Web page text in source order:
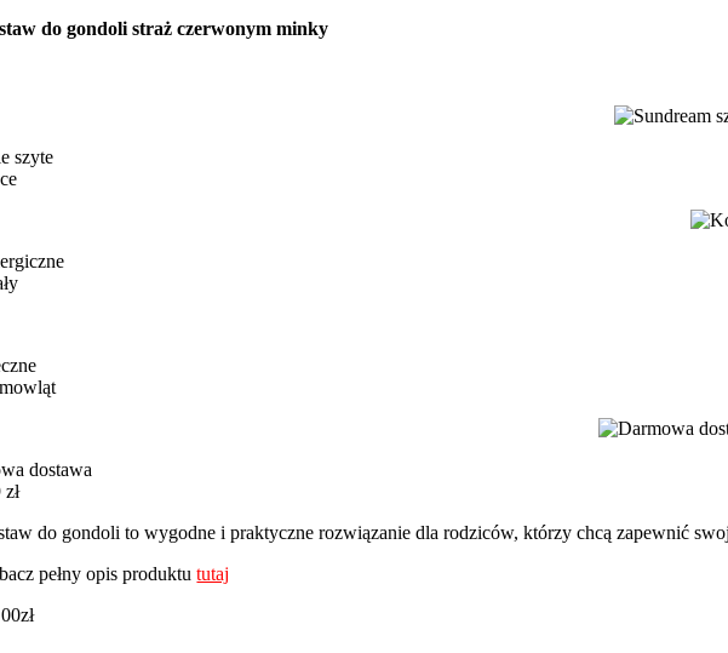
do gondoli straż czerwonym minky
szyte
dostawa
do gondoli to wygodne i praktyczne rozwiązanie dla rodziców, którzy chcą zapewnić
pełny opis produktututaj
zł